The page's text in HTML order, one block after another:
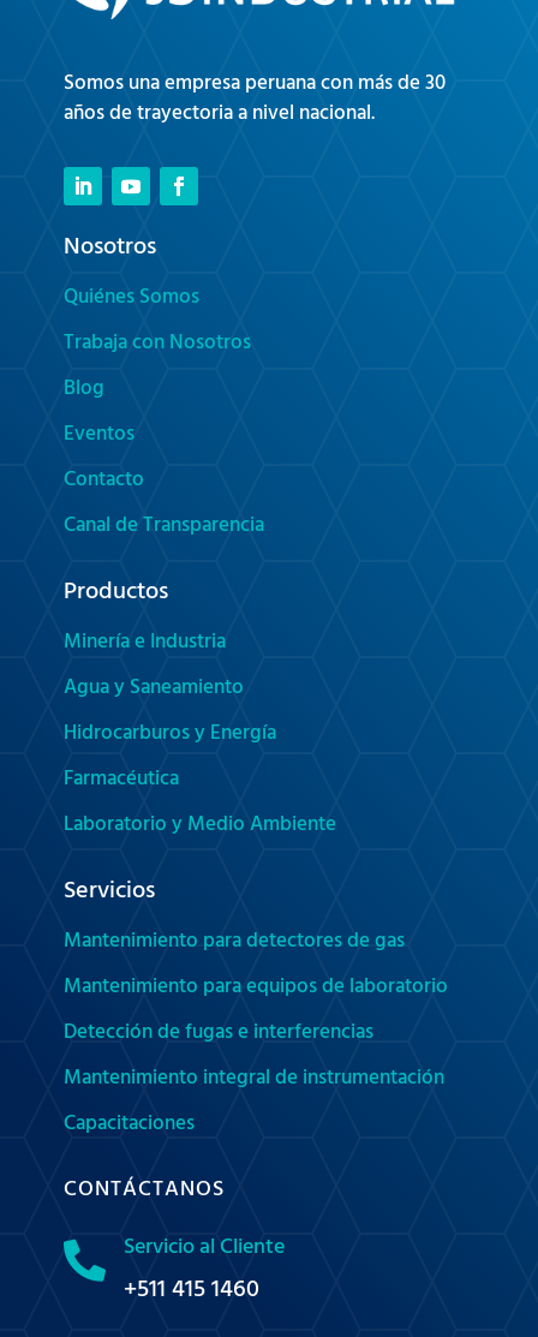
Somos una empresa peruana con más de 30
años de trayectoria a nivel nacional.
Nosotros
Quiénes Somos
Trabaja con Nosotros
Blog
Eventos
Contacto
Canal de Transparencia
Productos
Minería e Industria
Agua y Saneamiento
Hidrocarburos y Energía
Farmacéutica
Laboratorio y Medio Ambiente
Servicios
Mantenimiento para detectores de gas
Mantenimiento para equipos de laboratorio
Detección de fugas e interferencias
Mantenimiento integral de instrumentación
Capacitaciones
CONTÁCTANOS
 Servicio al Cliente
+511 415 1460